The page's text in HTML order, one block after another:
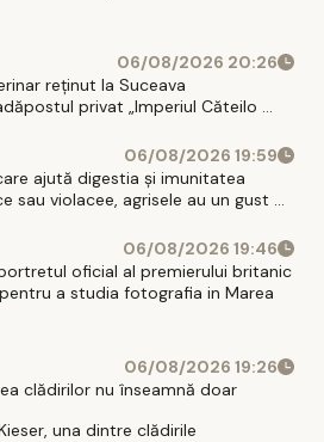
06/08/2026 20:26
reținut la Suceava
privat „Imperiul Căteilo ...
06/08/2026 19:59
ajută digestia și imunitatea
sau violacee, agrisele au un gust ...
06/08/2026 19:46
oficial al premierului britanic
a studia fotografia in Marea
06/08/2026 19:26
clădirilor nu înseamnă doar
una dintre clădirile